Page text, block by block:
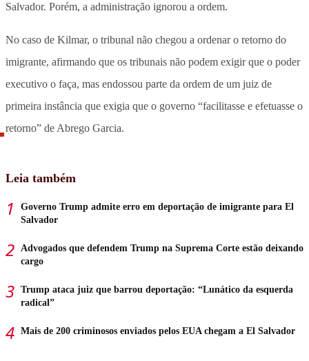
Salvador. Porém, a administração ignorou a ordem.
No caso de Kilmar, o tribunal não chegou a ordenar o retorno do
imigrante, afirmando que os tribunais não podem exigir que o poder
executivo o faça, mas endossou parte da ordem de um juiz de
primeira instância que exigia que o governo “facilitasse e efetuasse o
retorno” de Abrego Garcia.
Leia também
Governo Trump admite erro em deportação de imigrante para El
Salvador
Advogados que defendem Trump na Suprema Corte estão deixando
cargo
Trump ataca juiz que barrou deportação: “Lunático da esquerda
radical”
Mais de 200 criminosos enviados pelos EUA chegam a El Salvador